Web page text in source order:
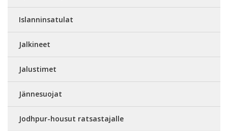
Islanninsatulat
Jalkineet
Jalustimet
Jännesuojat
Jodhpur-housut ratsastajalle